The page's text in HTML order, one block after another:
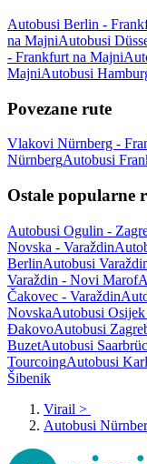
Autobusi Berlin -
na MajniAutobusi
- Frankfurt na Majni
MajniAutobusi
Povezane rute
Vlakovi Nürnberg -
NürnbergAutobusi
Ostale popularne
Autobusi Ogulin -
Novska - Varaždin
BerlinAutobusi
Varaždin - Novi Marof
Čakovec - Varaždin
NovskaAutobusi
ĐakovoAutobusi
BuzetAutobusi
TourcoingAutobusi
Šibenik
Virail >
Autobusi